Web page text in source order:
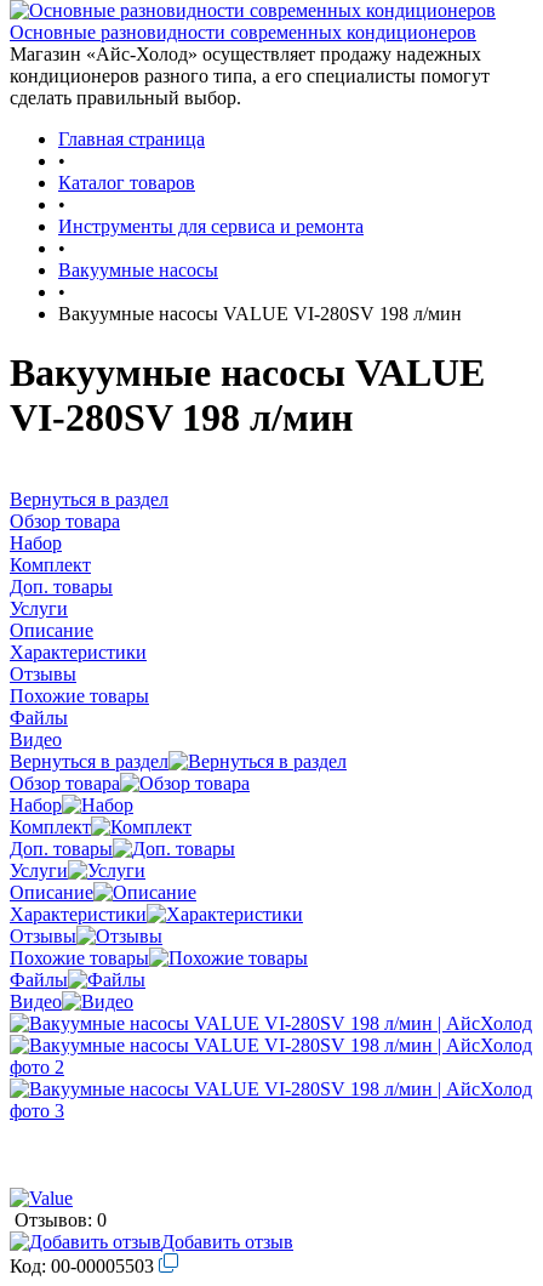
Основные разновидности современных кондиционеров
Магазин «Айс-Холод» осуществляет продажу надежных
кондиционеров разного типа, а его специалисты помогут
сделать правильный выбор.
Главная страница
•
Каталог товаров
•
Инструменты для сервиса и ремонта
•
Вакуумные насосы
•
Вакуумные насосы VALUE VI-280SV 198 л/мин
Вакуумные насосы VALUE
VI-280SV 198 л/мин
Вернуться в раздел
Обзор товара
Набор
Комплект
Доп. товары
Услуги
Описание
Характеристики
Отзывы
Похожие товары
Файлы
Видео
Вернуться в раздел
Обзор товара
Набор
Комплект
Доп. товары
Услуги
Описание
Характеристики
Отзывы
Похожие товары
Файлы
Видео
Отзывов: 0
Добавить отзыв
Код: 00-00005503